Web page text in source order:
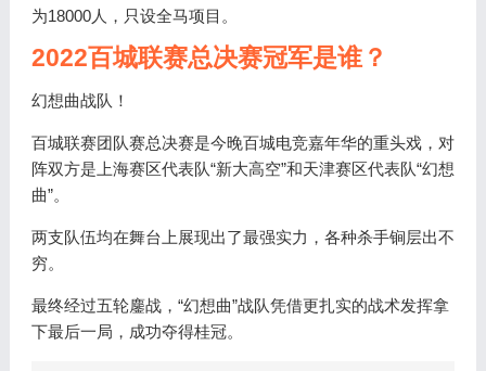
为18000人，只设全马项目。
2022百城联赛总决赛冠军是谁？
幻想曲战队！
百城联赛团队赛总决赛是今晚百城电竞嘉年华的重头戏，对
阵双方是上海赛区代表队“新大高空”和天津赛区代表队“幻想
曲”。
两支队伍均在舞台上展现出了最强实力，各种杀手锏层出不
穷。
最终经过五轮鏖战，“幻想曲”战队凭借更扎实的战术发挥拿
下最后一局，成功夺得桂冠。